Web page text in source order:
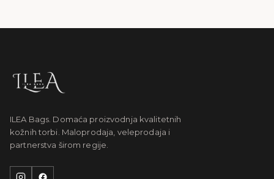
ILEA Bags. Domaća proizvodnja kvalitetnih
kožnih torbi. Maloprodaja, veleprodaja i
partnerstva širom regije.